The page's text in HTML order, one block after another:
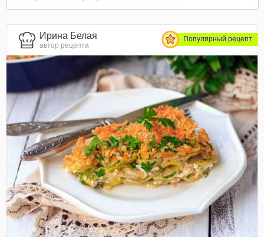
Ирина Белая
автор рецепта
Популярный рецепт